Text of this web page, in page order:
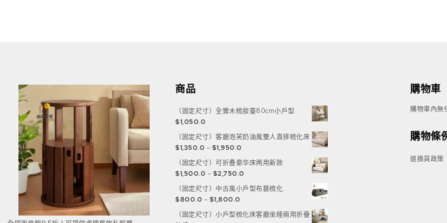
商品
（固定尺寸）全實木梳妝臺80cm小戶型
$1,050.0
（固定尺寸）客廳泡芙奶油風雙人直排梳化床
$1,350.0 – $1,950.0
（固定尺寸）可折叠豪华床两用新款
$1,500.0 – $2,750.0
（固定尺寸）中古風小戶型布藝梳化
$800.0 – $1,800.0
（固定尺寸）小戶型梳化床客廳坐睡兩用折疊
購物車
購物車內無
購物條
退換貨政策